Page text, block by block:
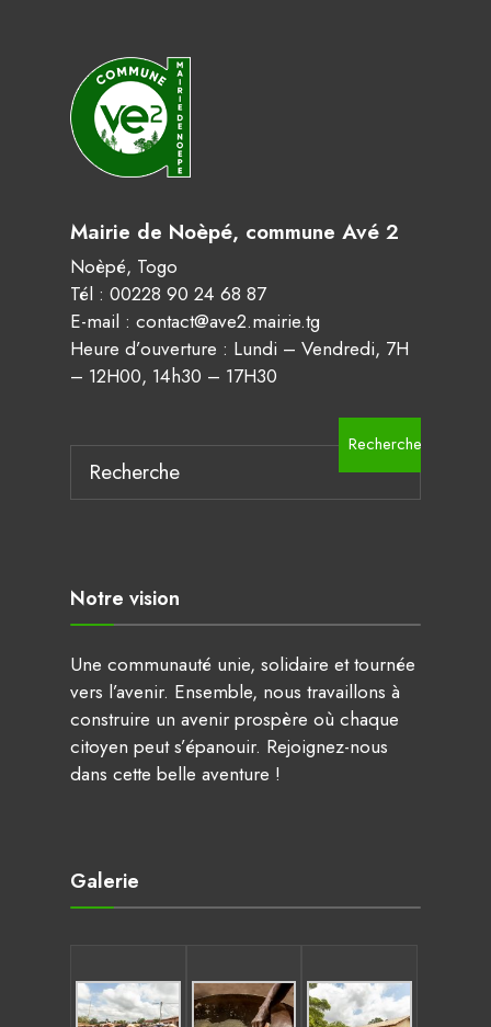
Mairie de Noèpé, commune Avé 2
Noèpé, Togo
Tél : 00228 90 24 68 87
E-mail : contact@ave2.mairie.tg
Heure d’ouverture : Lundi – Vendredi, 7H
– 12H00, 14h30 – 17H30
Rechercher
Notre vision
Une communauté unie, solidaire et tournée
vers l’avenir. Ensemble, nous travaillons à
construire un avenir prospère où chaque
citoyen peut s’épanouir. Rejoignez-nous
dans cette belle aventure !
Galerie